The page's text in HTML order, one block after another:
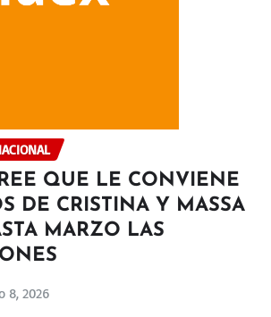
QUE LE CONVIENE
DE CRISTINA Y MASSA
MARZO LAS
8, 2026